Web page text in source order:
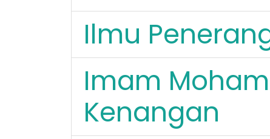
Ilmu
Imam
Kenangan